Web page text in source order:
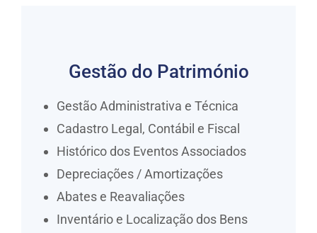
Gestão do Património
Gestão Administrativa e Técnica
Cadastro Legal, Contábil e Fiscal
Histórico dos Eventos Associados
Depreciações / Amortizações
Abates e Reavaliações
Inventário e Localização dos Bens